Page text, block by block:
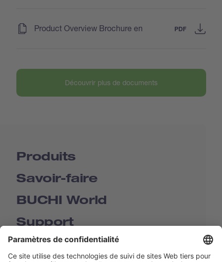
Product Overview Brochure en PDF
Découvrir plus de documents
Produits
Savoir-faire
BUCHI World
Support
Shop